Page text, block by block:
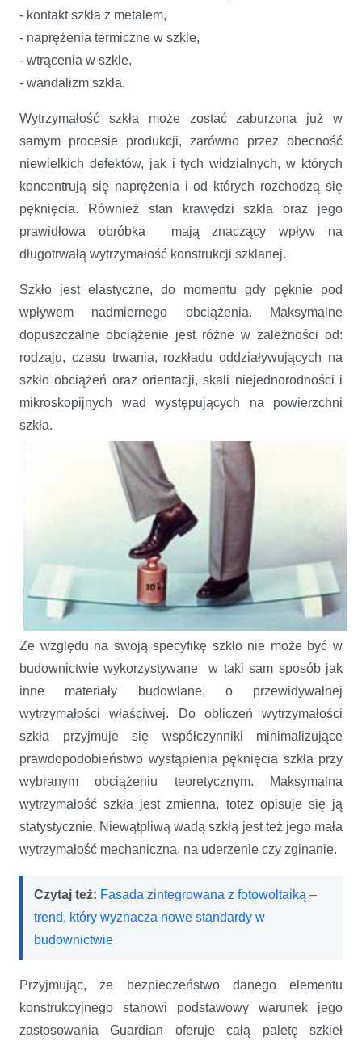
- kontakt szkła z metalem,
- naprężenia termiczne w szkle,
- wtrącenia w szkle,
- wandalizm szkła.
Wytrzymałość szkła może zostać zaburzona już w
samym procesie produkcji, zarówno przez obecność
niewielkich defektów, jak i tych widzialnych, w których
koncentrują się naprężenia i od których rozchodzą się
pęknięcia. Również stan krawędzi szkła oraz jego
prawidłowa obróbka mają znaczący wpływ na
długotrwałą wytrzymałość konstrukcji szklanej.
Szkło jest elastyczne, do momentu gdy pęknie pod
wpływem nadmiernego obciążenia. Maksymalne
dopuszczalne obciążenie jest różne w zależności od:
rodzaju, czasu trwania, rozkładu oddziaływujących na
szkło obciążeń oraz orientacji, skali niejednorodności i
mikroskopijnych wad występujących na powierzchni
szkła.
Ze względu na swoją specyfikę szkło nie może być w
budownictwie wykorzystywane w taki sam sposób jak
inne materiały budowlane, o przewidywalnej
wytrzymałości właściwej. Do obliczeń wytrzymałości
szkła przyjmuje się współczynniki minimalizujące
prawdopodobieństwo wystąpienia pęknięcia szkła przy
wybranym obciążeniu teoretycznym. Maksymalna
wytrzymałość szkła jest zmienna, toteż opisuje się ją
statystycznie. Niewątpliwą wadą szkłą jest też jego mała
wytrzymałość mechaniczna, na uderzenie czy zginanie.
Czytaj też: Fasada zintegrowana z fotowoltaiką –
trend, który wyznacza nowe standardy w
budownictwie
Przyjmując, że bezpieczeństwo danego elementu
konstrukcyjnego stanowi podstawowy warunek jego
zastosowania Guardian oferuje całą paletę szkieł